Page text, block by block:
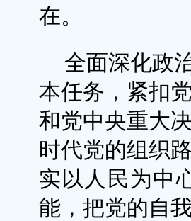
在。
全面深化政
本任务，紧扣
和党中央重大
时代党的组织
实以人民为中
能，把党的自